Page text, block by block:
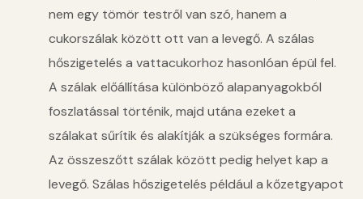
nem egy tömör testről van szó, hanem a
cukorszálak között ott van a levegő. A szálas
hőszigetelés a vattacukorhoz hasonlóan épül fel.
A szálak előállítása különböző alapanyagokból
foszlatással történik, majd utána ezeket a
szálakat sűrítik és alakítják a szükséges formára.
Az összeszőtt szálak között pedig helyet kap a
levegő. Szálas hőszigetelés például a kőzetgyapot